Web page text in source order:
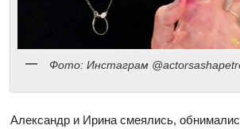
Фото: Инстаграм
Александр и Ирина смеялись,